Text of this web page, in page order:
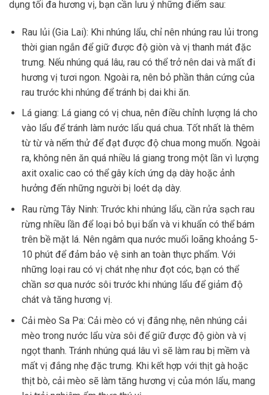
dụng tối đa hương vị, bạn cần lưu ý những điểm sau:
Rau lủi (Gia Lai): Khi nhúng lẩu, chỉ nên nhúng rau lủi trong
thời gian ngắn để giữ được độ giòn và vị thanh mát đặc
trưng. Nếu nhúng quá lâu, rau có thể trở nên dai và mất đi
hương vị tươi ngon. Ngoài ra, nên bỏ phần thân cứng của
rau trước khi nhúng để tránh bị dai khi ăn.
Lá giang: Lá giang có vị chua, nên điều chỉnh lượng lá cho
vào lẩu để tránh làm nước lẩu quá chua. Tốt nhất là thêm
từ từ và nếm thử để đạt được độ chua mong muốn. Ngoài
ra, không nên ăn quá nhiều lá giang trong một lần vì lượng
axit oxalic cao có thể gây kích ứng dạ dày hoặc ảnh
hưởng đến những người bị loét dạ dày.
Rau rừng Tây Ninh: Trước khi nhúng lẩu, cần rửa sạch rau
rừng nhiều lần để loại bỏ bụi bẩn và vi khuẩn có thể bám
trên bề mặt lá. Nên ngâm qua nước muối loãng khoảng 5-
10 phút để đảm bảo vệ sinh an toàn thực phẩm. Với
những loại rau có vị chát nhẹ như đọt cóc, bạn có thể
chần sơ qua nước sôi trước khi nhúng lẩu để giảm độ
chát và tăng hương vị.
Cải mèo Sa Pa: Cải mèo có vị đắng nhẹ, nên nhúng cải
mèo trong nước lẩu vừa sôi để giữ được độ giòn và vị
ngọt thanh. Tránh nhúng quá lâu vì sẽ làm rau bị mềm và
mất vị đắng nhẹ đặc trưng. Khi kết hợp với thịt gà hoặc
thịt bò, cải mèo sẽ làm tăng hương vị của món lẩu, mang